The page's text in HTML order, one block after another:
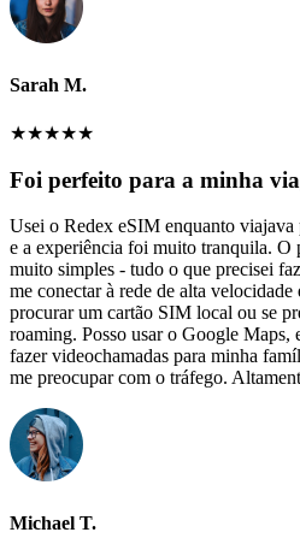
Sarah M.
★★★★★
Foi perfeito para a minha
Usei o Redex eSIM enquanto viajava
e a experiência foi muito tranquila. O
muito simples - tudo o que precisei
me conectar à rede de alta
procurar um cartão SIM local ou se
roaming. Posso usar o Google Maps,
fazer videochamadas para minha
me preocupar com o tráfego.
Michael T.